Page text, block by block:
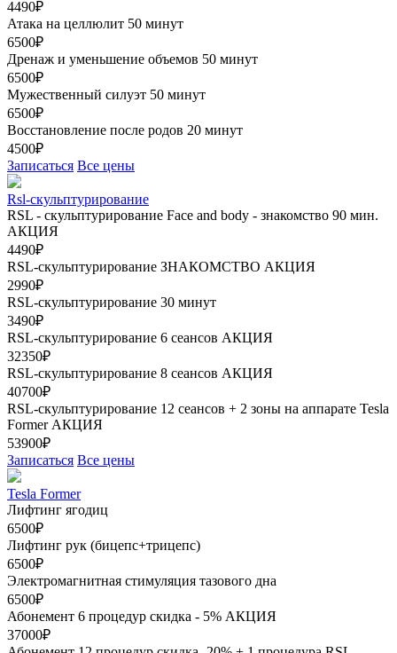
4490₽
Атака на целлюлит 50 минут
6500₽
Дренаж и уменьшение объемов 50 минут
6500₽
Мужественный силуэт 50 минут
6500₽
Восстановление после родов 20 минут
4500₽
Записаться Все цены
Rsl-скульптурирование
RSL - скульптурирование Face and body - знакомство 90 мин.
АКЦИЯ
4490₽
RSL-скульптурирование ЗНАКОМСТВО АКЦИЯ
2990₽
RSL-скульптурирование 30 минут
3490₽
RSL-скульптурирование 6 сеансов АКЦИЯ
32350₽
RSL-скульптурирование 8 сеансов АКЦИЯ
40700₽
RSL-скульптурирование 12 сеансов + 2 зоны на аппарате Tesla
Former АКЦИЯ
53900₽
Записаться Все цены
Tesla Former
Лифтинг ягодиц
6500₽
Лифтинг рук (бицепс+трицепс)
6500₽
Электромагнитная стимуляция тазового дна
6500₽
Абонемент 6 процедур скидка - 5% АКЦИЯ
37000₽